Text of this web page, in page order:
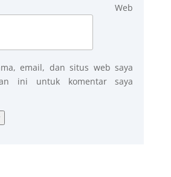
Web
email, dan situs web saya
ini untuk komentar saya